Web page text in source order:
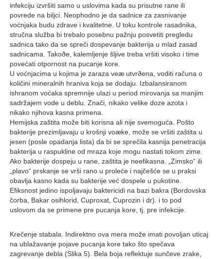
infekciju izvršiti samo u uslovima kada su prisutne rane ili
povrede na biljci. Neophodno je da sadnice za zasnivanje
voćnjaka budu zdrave i kvalitetne. U toku kontrole rasadnika,
stručna služba bi trebalo posebnu pažnju posvetiti pregledu
sadnica tako da se spreči dospevanje bakterija u mlad zasad
sadnicama. Takoðe, kalemljenje šljive treba vršiti visoko i time
povećati otpornost na pucanje kore.
U voćnjacima u kojima je zaraza veæ utvrðena, voditi računa o
količini mineralnih hraniva koja se dodaju. Izbalansiranom
ishranom voćaka spremnije ulazi u period mirovanja sa manjim
sadržajem vode u deblu. Znači, nikako velike doze azota i
nikako njihova kasna primena.
Hemijska zaštita može biti korisna ali nije svemoguća. Pošto
bakterije prezimljavaju u krošnji voæke, može se vršiti zaštita u
jesen (posle opadanja lista) da bi se sprečila kasnija penetracija
bakterija u raspukline od mraza koje mogu nastati tokom zime.
Ako bakterije dospeju u rane, zaštita je neefikasna. „Zimsko“ ili
„plavo“ prskanje se vrši rano u proleće i najčešće se u praksi
obavlja kasno kada su bakterije već dospele u pukotine.
Efiksnost jedino ispoljavaju baktericidi na bazi bakra (Bordovska
čorba, Bakar osihlorid, Cuproxat, Cuprozin i dr). i to pod
uslovom da se primene pre pucanja kore, tj. pre infekcije.
Krečenje stabala. Indirektno ova mera može imati povoljan uticaj
na ublažavanje pojave pucanja kore tako što spečava
zagrevanje debla (Slika 5). Bela boja reflektuje sunčeve zrake,